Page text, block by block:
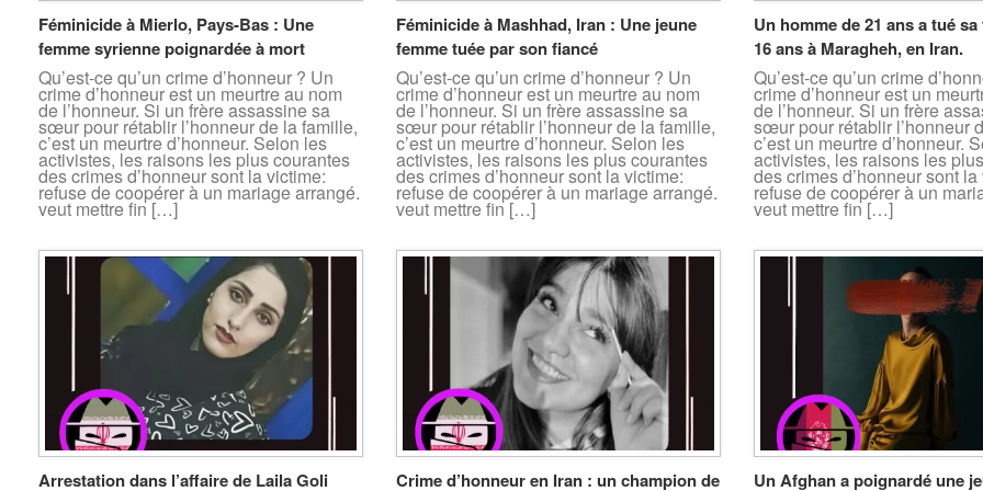
Féminicide à Mierlo, Pays-Bas : Une
femme syrienne poignardée à mort
Qu’est-ce qu’un crime d’honneur ? Un
crime d’honneur est un meurtre au nom
de l’honneur. Si un frère assassine sa
sœur pour rétablir l’honneur de la famille,
c’est un meurtre d’honneur. Selon les
activistes, les raisons les plus courantes
des crimes d’honneur sont la victime:
refuse de coopérer à un mariage arrangé.
veut mettre fin […]
Féminicide à Mashhad, Iran : Une jeune
femme tuée par son fiancé
Qu’est-ce qu’un crime d’honneur ? Un
crime d’honneur est un meurtre au nom
de l’honneur. Si un frère assassine sa
sœur pour rétablir l’honneur de la famille,
c’est un meurtre d’honneur. Selon les
activistes, les raisons les plus courantes
des crimes d’honneur sont la victime:
refuse de coopérer à un mariage arrangé.
veut mettre fin […]
Un homme de 21 ans a tué
16 ans à Maragheh, en Iran.
Qu’est-ce qu’un crime
crime d’honneur est un
de l’honneur. Si un frère
sœur pour rétablir l’honneur
c’est un meurtre d’honneur.
activistes, les raisons les
des crimes d’honneur sont
refuse de coopérer à un
veut mettre fin […]
Arrestation dans l’affaire de Laila Goli Crime d’honneur en Iran : un champion de Un Afghan a poignardé une